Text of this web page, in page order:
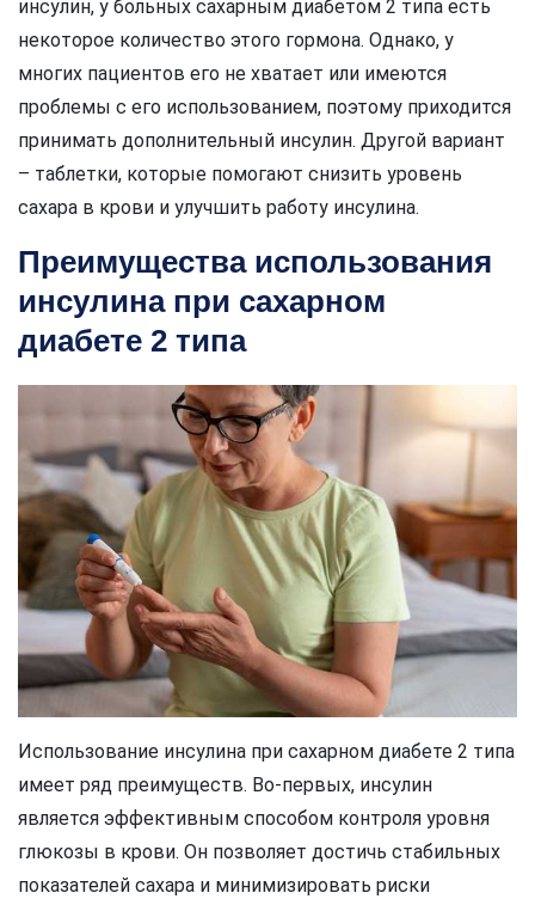
инсулин, у больных сахарным диабетом 2 типа есть
некоторое количество этого гормона. Однако, у
многих пациентов его не хватает или имеются
проблемы с его использованием, поэтому приходится
принимать дополнительный инсулин. Другой вариант
– таблетки, которые помогают снизить уровень
сахара в крови и улучшить работу инсулина.
Преимущества использования
инсулина при сахарном
диабете 2 типа
Использование инсулина при сахарном диабете 2 типа
имеет ряд преимуществ. Во-первых, инсулин
является эффективным способом контроля уровня
глюкозы в крови. Он позволяет достичь стабильных
показателей сахара и минимизировать риски